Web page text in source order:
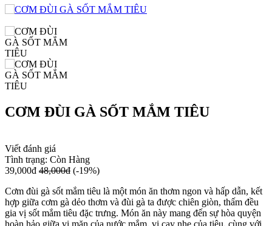
CƠM ĐÙI GÀ SỐT MẮM TIÊU
Viết đánh giá
Tình trạng: Còn Hàng
39,000đ 48,000đ (-19%)
Cơm đùi gà sốt mắm tiêu là một món ăn thơm ngon và hấp dẫn, kết
hợp giữa cơm gà dẻo thơm và đùi gà ta được chiên giòn, thấm đều
gia vị sốt mắm tiêu đặc trưng. Món ăn này mang đến sự hòa quyện
hoàn hảo giữa vị mặn của nước mắm, vị cay nhẹ của tiêu, cùng với